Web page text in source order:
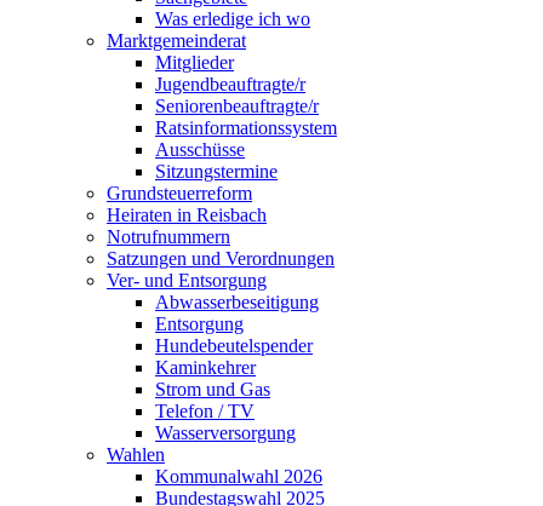
Was erledige ich wo
Marktgemeinderat
Mitglieder
Jugendbeauftragte/r
Seniorenbeauftragte/r
Ratsinformationssystem
Ausschüsse
Sitzungstermine
Grundsteuerreform
Heiraten in Reisbach
Notrufnummern
Satzungen und Verordnungen
Ver- und Entsorgung
Abwasserbeseitigung
Entsorgung
Hundebeutelspender
Kaminkehrer
Strom und Gas
Telefon / TV
Wasserversorgung
Wahlen
Kommunalwahl 2026
Bundestagswahl 2025